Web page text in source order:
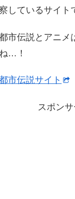
しているサイト
市伝説とアニメ
ね…！
市伝説サイト
スポン